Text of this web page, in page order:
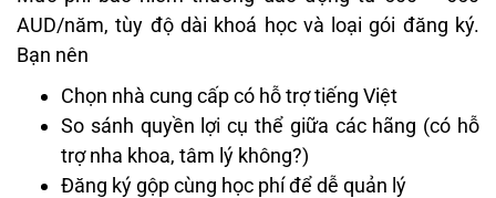
AUD/năm, tùy độ dài khoá học và loại gói đăng ký.
Bạn nên
Chọn nhà cung cấp có hỗ trợ tiếng Việt
So sánh quyền lợi cụ thể giữa các hãng (có hỗ
trợ nha khoa, tâm lý không?)
Đăng ký gộp cùng học phí để dễ quản lý